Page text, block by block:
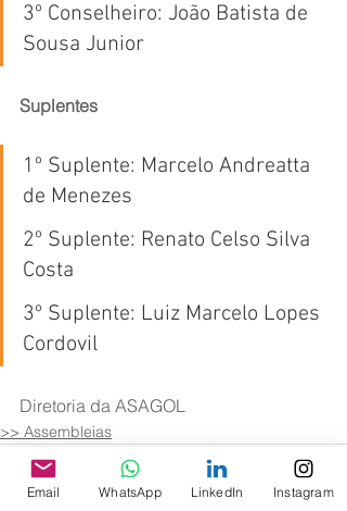
3º Conselheiro: João Batista de
Sousa Junior
Suplentes
1 º Suplente: Marcelo Andreatta
de Menezes
2º Suplente: Renato Celso Silva
Costa
3º Suplente: Luiz Marcelo Lopes
Cordovil
Diretoria da ASAGOL
>> Assembleias
Email WhatsApp LinkedIn Instagram